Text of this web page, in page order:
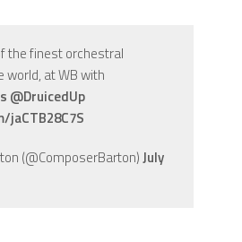
the finest orchestral
world, at WB with
@DruicedUp
(@ComposerBarton)July